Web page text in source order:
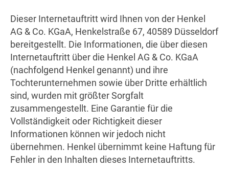
Dieser Internetauftritt wird Ihnen von der Henkel
AG & Co. KGaA, Henkelstraße 67, 40589 Düsseldorf
bereitgestellt. Die Informationen, die über diesen
Internetauftritt über die Henkel AG & Co. KGaA
(nachfolgend Henkel genannt) und ihre
Tochterunternehmen sowie über Dritte erhältlich
sind, wurden mit größter Sorgfalt
zusammengestellt. Eine Garantie für die
Vollständigkeit oder Richtigkeit dieser
Informationen können wir jedoch nicht
übernehmen. Henkel übernimmt keine Haftung für
Fehler in den Inhalten dieses Internetauftritts.